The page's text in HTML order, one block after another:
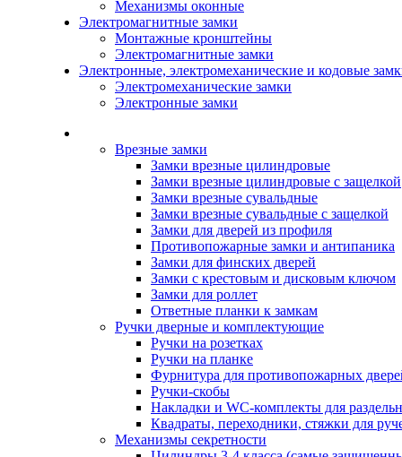
Механизмы оконные
Электромагнитные замки
Монтажные кронштейны
Электромагнитные замки
Электронные, электромеханические и кодовые
Электромеханические замки
Электронные замки
Врезные замки
Замки врезные цилиндровые
Замки врезные цилиндровые с защелкой
Замки врезные сувальдные
Замки врезные сувальдные с защелкой
Замки для дверей из профиля
Противопожарные замки и антипаника
Замки для финских дверей
Замки с крестовым и дисковым ключом
Замки для роллет
Ответные планки к замкам
Ручки дверные и комплектующие
Ручки на розетках
Ручки на планке
Фурнитура для противопожарных
Ручки-скобы
Накладки и WC-комплекты для
Квадраты, переходники, стяжки для
Механизмы секретности